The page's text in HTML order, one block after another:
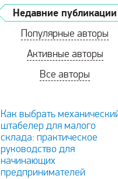
Недавние публикации
Популярные авторы
Активные авторы
Все авторы
Как выбрать
штабелер для малого
склада: практическое
руководство для
начинающих
предпринимателей